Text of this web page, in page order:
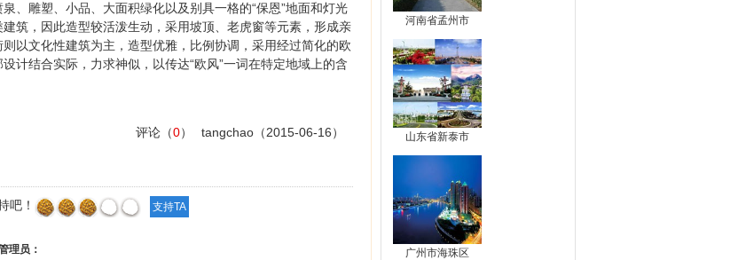
、雕塑、小品、大面积绿化以及别具一格的“保恩”地面和灯光
筑，因此造型较活泼生动，采用坡顶、老虎窗等元素，形成亲
以文化性建筑为主，造型优雅，比例协调，采用经过简化的欧
计结合实际，力求神似，以传达“欧风”一词在特定地域上的含
tangchao （2015-06-16）
评论（0）
吧！
理员：
河南省孟州市
山东省新泰市
广州市海珠区